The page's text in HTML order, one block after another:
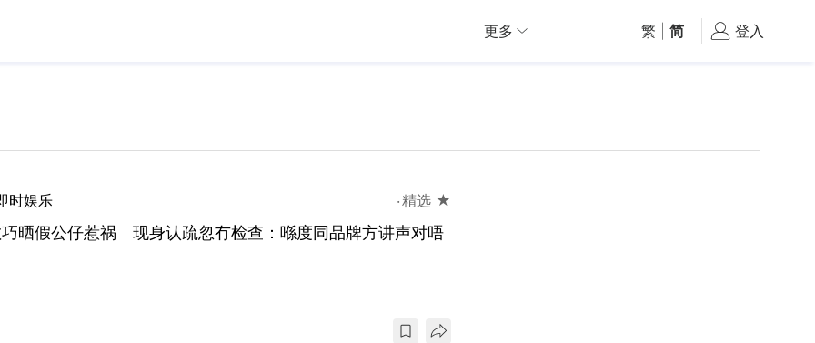
更多 繁 简 登入
时娱乐 精选 ★
晒假公仔惹祸 现身认疏忽冇检查：喺度同品牌方讲声对唔